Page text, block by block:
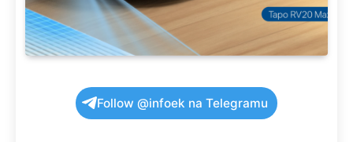
Follow @infoek na Telegramu